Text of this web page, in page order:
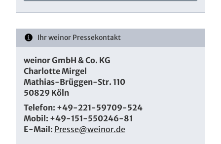
Ihr weinor Pressekontakt
weinor GmbH & Co. KG
Charlotte Mirgel
Mathias-Brüggen-Str. 110
50829 Köln
Telefon: +49-221-59709-524
Mobil: +49-151-550246-81
E-Mail: Presse@weinor.de